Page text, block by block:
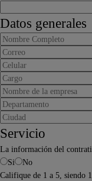
Datos generales
Servicio
La información del
Si
No
Califique de 1 a 5, siendo